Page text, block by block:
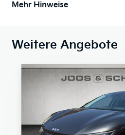
Mehr Hinweise
Weitere Angebote